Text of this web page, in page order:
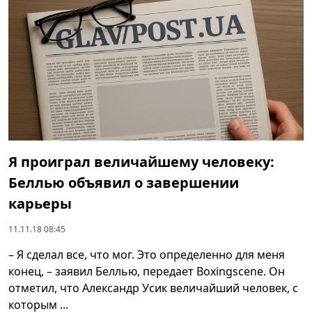
Я проиграл величайшему человеку:
Беллью объявил о завершении
карьеры
11.11.18 08:45
– Я сделал все, что мог. Это определенно для меня
конец, – заявил Беллью, передает Boxingscene. Он
отметил, что Александр Усик величайший человек, с
которым ...